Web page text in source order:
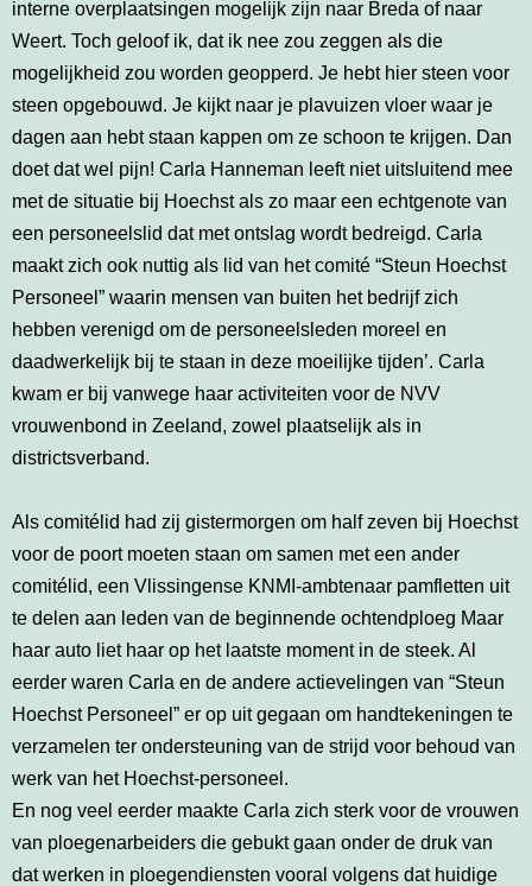
interne overplaatsingen mogelijk zijn naar Breda of naar
Weert. Toch geloof ik, dat ik nee zou zeggen als die
mogelijkheid zou worden geopperd. Je hebt hier steen voor
steen opgebouwd. Je kijkt naar je plavuizen vloer waar je
dagen aan hebt staan kappen om ze schoon te krijgen. Dan
doet dat wel pijn! Carla Hanneman leeft niet uitsluitend mee
met de situatie bij Hoechst als zo maar een echtgenote van
een personeelslid dat met ontslag wordt bedreigd. Carla
maakt zich ook nuttig als lid van het comité “Steun Hoechst
Personeel” waarin mensen van buiten het bedrijf zich
hebben verenigd om de personeelsleden moreel en
daadwerkelijk bij te staan in deze moeilijke tijden’. Carla
kwam er bij vanwege haar activiteiten voor de NVV
vrouwenbond in Zeeland, zowel plaatselijk als in
districtsverband.
Als comitélid had zij gistermorgen om half zeven bij Hoechst
voor de poort moeten staan om samen met een ander
comitélid, een Vlissingense KNMI-ambtenaar pamfletten uit
te delen aan leden van de beginnende ochtendploeg Maar
haar auto liet haar op het laatste moment in de steek. Al
eerder waren Carla en de andere actievelingen van “Steun
Hoechst Personeel” er op uit gegaan om handtekeningen te
verzamelen ter ondersteuning van de strijd voor behoud van
werk van het Hoechst-personeel.
En nog veel eerder maakte Carla zich sterk voor de vrouwen
van ploegenarbeiders die gebukt gaan onder de druk van
dat werken in ploegendiensten vooral volgens dat huidige